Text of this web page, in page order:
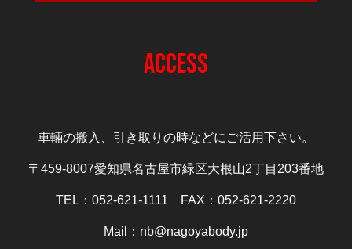
ACCESS
車輛の搬入、引き取りの時などにご活用下さい。
〒459-8007愛知県名古屋市緑区大根山2丁目203番地
TEL：052-621-1111 FAX：052-621-2220
Mail：nb@nagoyabody.jp